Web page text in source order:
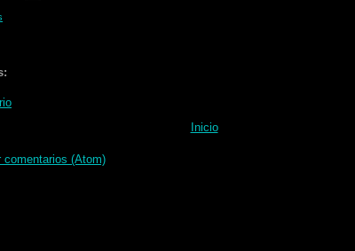
Inicio
comentarios (Atom)